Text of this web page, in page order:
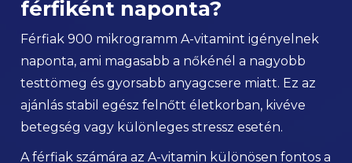
férfiként naponta?
Férfiak 900 mikrogramm A-vitamint igényelnek
naponta, ami magasabb a nőkénél a nagyobb
testtömeg és gyorsabb anyagcsere miatt. Ez az
ajánlás stabil egész felnőtt életkorban, kivéve
betegség vagy különleges stressz esetén.
A férfiak számára az A-vitamin különösen fontos a